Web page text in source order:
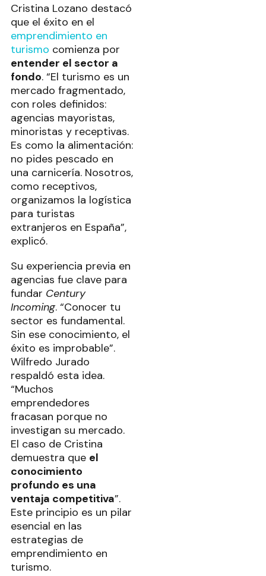
Cristina Lozano destacó
que el éxito en el
emprendimiento en
turismo comienza por
entender el sector a
fondo. “El turismo es un
mercado fragmentado,
con roles definidos:
agencias mayoristas,
minoristas y receptivas.
Es como la alimentación:
no pides pescado en
una carnicería. Nosotros,
como receptivos,
organizamos la logística
para turistas
extranjeros en España”,
explicó.
Su experiencia previa en
agencias fue clave para
fundar Century
Incoming. “Conocer tu
sector es fundamental.
Sin ese conocimiento, el
éxito es improbable”.
Wilfredo Jurado
respaldó esta idea.
“Muchos
emprendedores
fracasan porque no
investigan su mercado.
El caso de Cristina
demuestra que el
conocimiento
profundo es una
ventaja competitiva”.
Este principio es un pilar
esencial en las
estrategias de
emprendimiento en
turismo.